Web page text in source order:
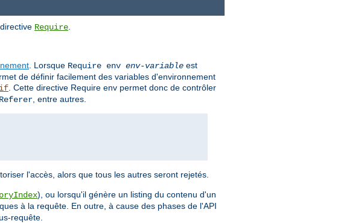
Require.
. Lorsque Require env env-variable est
de définir facilement des variables d'environnement
. Cette directive Require env permet donc de contrôler
Referer, entre autres.
l'accès, alors que tous les autres seront rejetés.
), ou lorsqu'il génère un listing du contenu d'un
à la requête. En outre, à cause des phases de l'API
requête.